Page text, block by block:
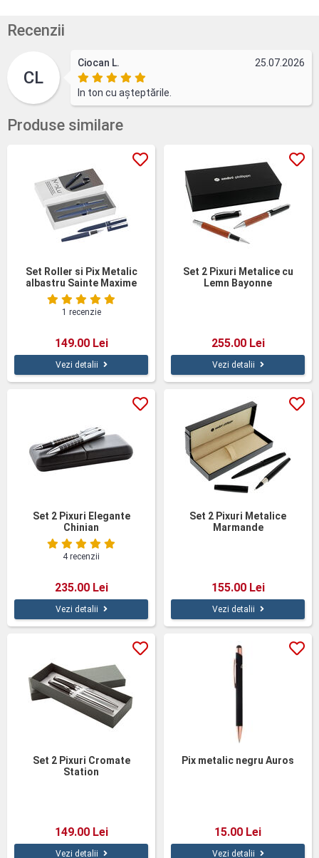
Recenzii
CL
Ciocan L. 25.07.2026
In ton cu așteptările.
Produse similare
Set Roller si Pix Metalic
albastru Sainte Maxime
1 recenzie
149.00 Lei
Vezi detalii
Set 2 Pixuri Metalice cu
Lemn Bayonne
255.00 Lei
Vezi detalii
Set 2 Pixuri Elegante
Chinian
4 recenzii
235.00 Lei
Vezi detalii
Set 2 Pixuri Metalice
Marmande
155.00 Lei
Vezi detalii
Set 2 Pixuri Cromate
Station
149.00 Lei
Vezi detalii
Pix metalic negru Auros
15.00 Lei
Vezi detalii